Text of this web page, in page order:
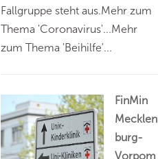
Fallgruppe steht aus.Mehr zum
Thema 'Coronavirus'...Mehr
zum Thema 'Beihilfe'...
FinMin
Mecklen
burg-
Vorpom